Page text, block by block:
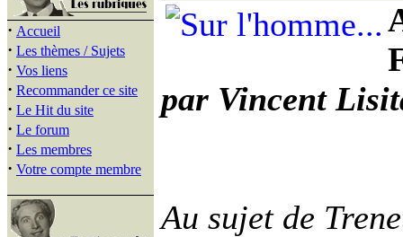
· Accueil
· Les thèmes / Sujets
· Vos liens
· Recommander ce site
· Le Hit du site
· Le forum
· Les membres
· Votre compte membre
par Vincent
Au sujet de